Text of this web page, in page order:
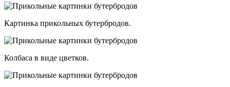
Картинка прикольных бутербродов.
Колбаса в виде цветков.